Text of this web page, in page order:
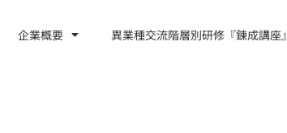
企業概要 異業種交流階層別研修『錬成講座』